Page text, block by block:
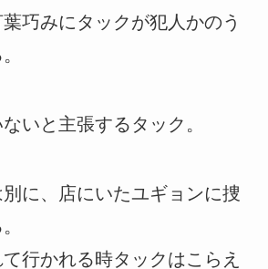
巧みにタックが犯人かのう
いと主張するタック。
に、店にいたユギョンに捜
行かれる時タックはこらえ